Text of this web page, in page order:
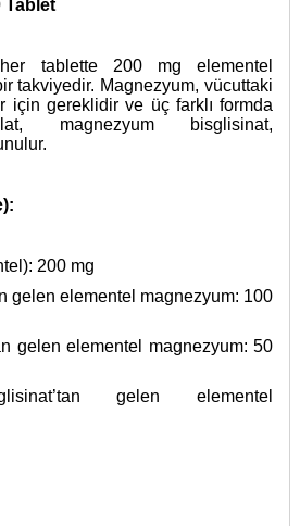
Tablet
tablette 200 mg elementel
takviyedir. Magnezyum, vücuttaki
için gereklidir ve üç farklı formda
magnezyum bisglisinat,
200 mg
gelen elementel magnezyum: 100
gelen elementel magnezyum: 50
gelen elementel